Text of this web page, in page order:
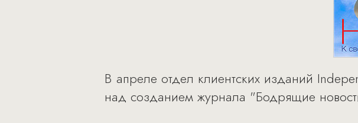
В апреле отдел клиентских изданий
над созданием журнала "Бодрящие